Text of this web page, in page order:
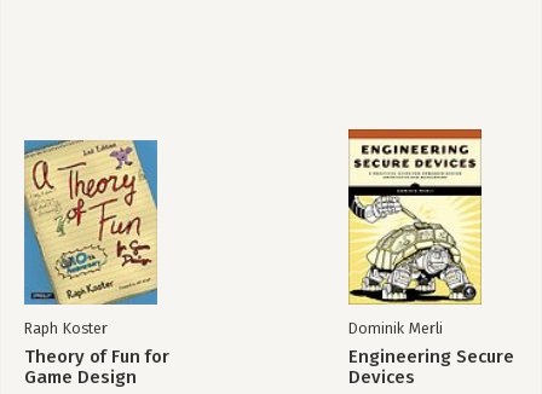
Raph Koster
Theory of Fun for
Game Design
Dominik Merli
Engineering Secure
Devices